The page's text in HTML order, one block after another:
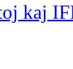
kaj